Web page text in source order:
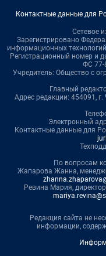
Контактные данные для
Сетевое
Зарегистрировано
информационных
Регистрационный номер и
ФС 77-
Учредитель: Общество с
Главный
Адрес редакции: 454091, г.
Электронный
Контактные данные для
По вопросам
Жапарова Жанна,
Ревина Мария,
Редакция сайта не
информации,